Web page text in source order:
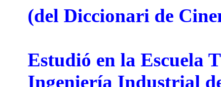
(del Diccionari de
Estudió en la Escuela
Ingeniería Industrial